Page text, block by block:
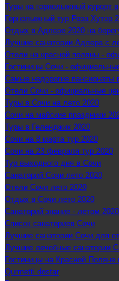
Туры на горнолыжный курорт
Горнолыжный тур Роза Хутор
Отдых в Адлере 2020 на
Лучшие санатории Адлера с
Отели на красной поляны -
Гостиницы Сочи -
Самые недорогие пансионаты
Отели Сочи - официальные
Туры в Сочи на лето 2020
Сочи на майские праздники
Туры в Геленджик 2020
Сочи на 8 марта тур 2020
Сочи на 23 февраля тур 2020
Тур выходного дня в Сочи
Санаторий Сочи лето 2020
Отели Сочи лето 2020
Отдых в Сочи лето 2020
Санаторий знание - летом 2020
Список санаториев Сочи
Лучшие санатории Сочи для
Лучшие лечебные санатории
Гостиницы на Красной Поляне
Qurmetti dostar